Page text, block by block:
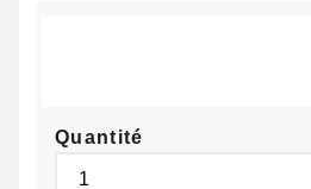
Quantité